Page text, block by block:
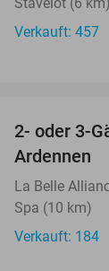
Verkauft: 457
2- oder 3-
Ardennen
La Belle
Spa (10 km)
Verkauft: 184